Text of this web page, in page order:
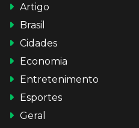
Artigo
Brasil
Cidades
Economia
Entretenimento
Esportes
Geral